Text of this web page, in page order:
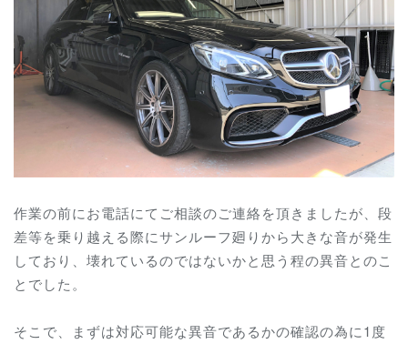
作業の前にお電話にてご相談のご連絡を頂きましたが、段
差等を乗り越える際にサンルーフ廻りから大きな音が発生
しており、壊れているのではないかと思う程の異音とのこ
とでした。
そこで、まずは対応可能な異音であるかの確認の為に1度